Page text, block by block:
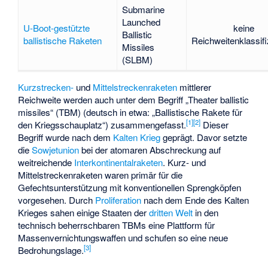
U-Boot-gestützte
ballistische Raketen
Submarine
Launched
Ballistic
Missiles
(SLBM)
keine
Kurzstrecken- und Mittelstreckenraketen mittlerer
Reichweite werden auch unter dem Begriff „Theater ballistic
missiles“ (TBM) (deutsch in etwa: „Ballistische Rakete für
den Kriegsschauplatz“) zusammengefasst.[1][2] Dieser
Begriff wurde nach dem Kalten Krieggeprägt. Davor setzte
dieSowjetunionbei deratomaren Abschreckungauf
weitreichende Interkontinentalraketen. Kurz- und
Mittelstreckenraketen waren primär für die
Gefechtsunterstützung mit konventionellen Sprengköpfen
vorgesehen. Durch Proliferation nach dem Ende des Kalten
Krieges sahen einige Staaten derdritten Welt in den
technisch beherrschbaren TBMs eine Plattform für
Massenvernichtungswaffen und schufen so eine neue
Bedrohungslage.[3]